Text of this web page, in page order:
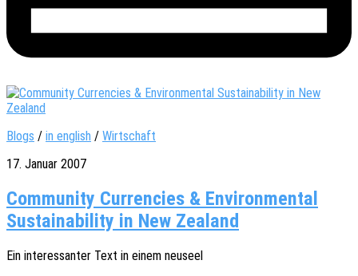
Blogs / in english / Wirtschaft
17. Januar 2007
Community Currencies & Environmental
Sustainability in New Zealand
Ein inter­es­san­ter Text in einem neuseel